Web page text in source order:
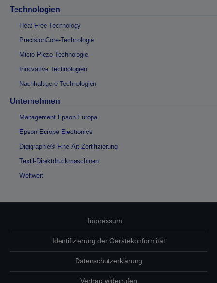
Technologien
Heat-Free Technology
PrecisionCore-Technologie
Micro Piezo-Technologie
Innovative Technologien
Nachhaltigere Technologien
Unternehmen
Management Epson Europa
Epson Europe Electronics
Digigraphie® Fine-Art-Zertifizierung
Textil-Direktdruckmaschinen
Weltweit
Impressum
Identifizierung der Gerätekonformität
Datenschutzerklärung
Vertrag widerrufen